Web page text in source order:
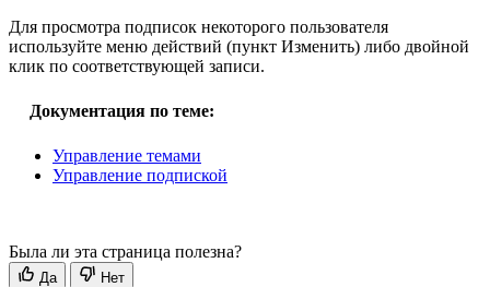
Для просмотра подписок некоторого пользователя
используйте меню действий (пункт Изменить) либо двойной
клик по соответствующей записи.
Документация по теме:
Управление темами
Управление подпиской
Была ли эта страница полезна?
Да Нет